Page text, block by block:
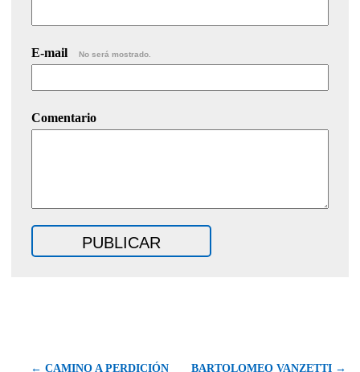
E-mail No será mostrado.
Comentario
← CAMINO A PERDICIÓN BARTOLOMEO VANZETTI →